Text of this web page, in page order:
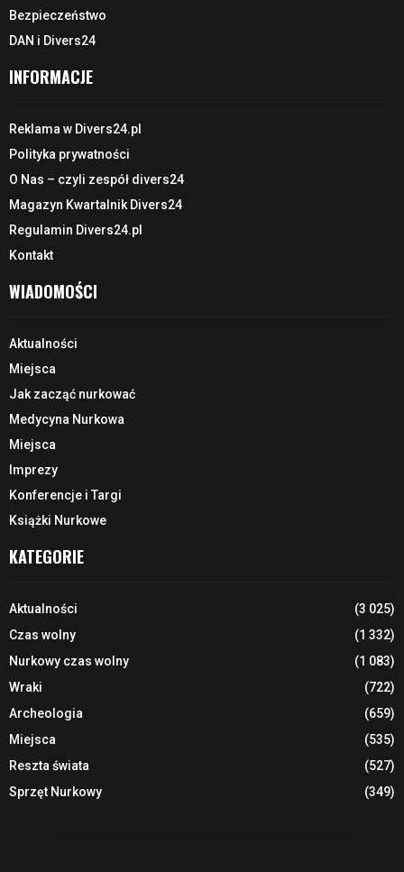
Bezpieczeństwo
DAN i Divers24
INFORMACJE
Reklama w Divers24.pl
Polityka prywatności
O Nas – czyli zespół divers24
Magazyn Kwartalnik Divers24
Regulamin Divers24.pl
Kontakt
WIADOMOŚCI
Aktualności
Miejsca
Jak zacząć nurkować
Medycyna Nurkowa
Miejsca
Imprezy
Konferencje i Targi
Książki Nurkowe
KATEGORIE
Aktualności
(3 025)
Czas wolny
(1 332)
Nurkowy czas wolny
(1 083)
Wraki
(722)
Archeologia
(659)
Miejsca
(535)
Reszta świata
(527)
Sprzęt Nurkowy
(349)